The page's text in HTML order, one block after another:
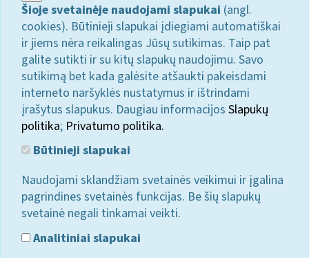
Šioje svetainėje naudojami slapukai (angl.
cookies). Būtinieji slapukai įdiegiami automatiškai
ir jiems nėra reikalingas Jūsų sutikimas. Taip pat
galite sutikti ir su kitų slapukų naudojimu. Savo
sutikimą bet kada galėsite atšaukti pakeisdami
interneto naršyklės nustatymus ir ištrindami
įrašytus slapukus. Daugiau informacijos Slapukų
politika; Privatumo politika.
Būtinieji slapukai
Naudojami sklandžiam svetainės veikimui ir įgalina
pagrindines svetainės funkcijas. Be šių slapukų
svetainė negali tinkamai veikti.
Analitiniai slapukai